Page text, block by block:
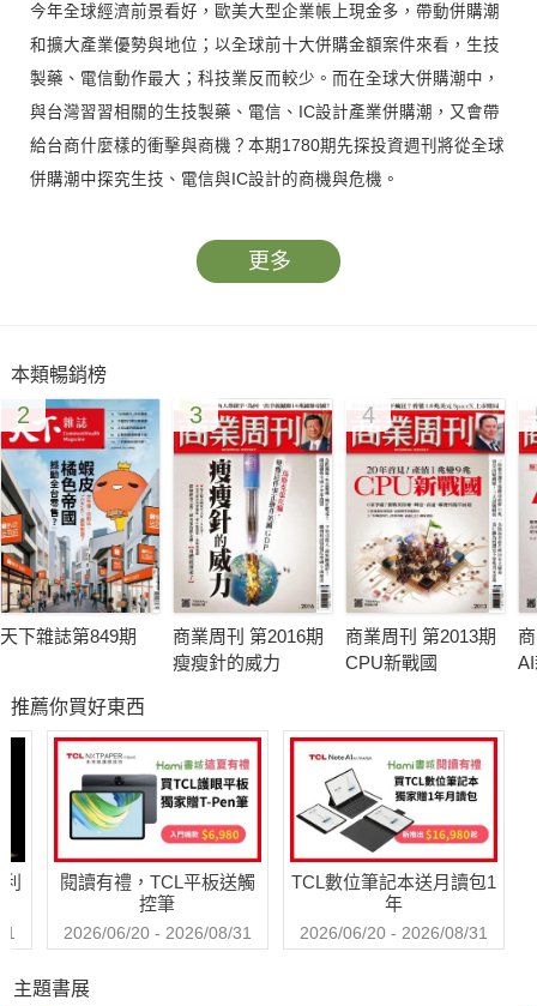
今年全球經濟前景看好，歐美大型企業帳上現金多，帶動併購潮
和擴大產業優勢與地位；以全球前十大併購金額案件來看，生技
製藥、電信動作最大；科技業反而較少。而在全球大併購潮中，
與台灣習習相關的生技製藥、電信、IC設計產業併購潮，又會帶
給台商什麼樣的衝擊與商機？本期1780期先探投資週刊將從全球
併購潮中探究生技、電信與IC設計的商機與危機。
更多
本類暢銷榜
2
天下雜誌第849期
3
商業周刊 第2016期
瘦瘦針的威力
4
商業周刊 第2013期
CPU新戰國
推薦你買好東西
閱讀有禮，TCL平板送觸
控筆
2026/06/20 - 2026/08/31
TCL數位筆記本送月讀包1
年
2026/06/20 - 2026/08/31
主題書展